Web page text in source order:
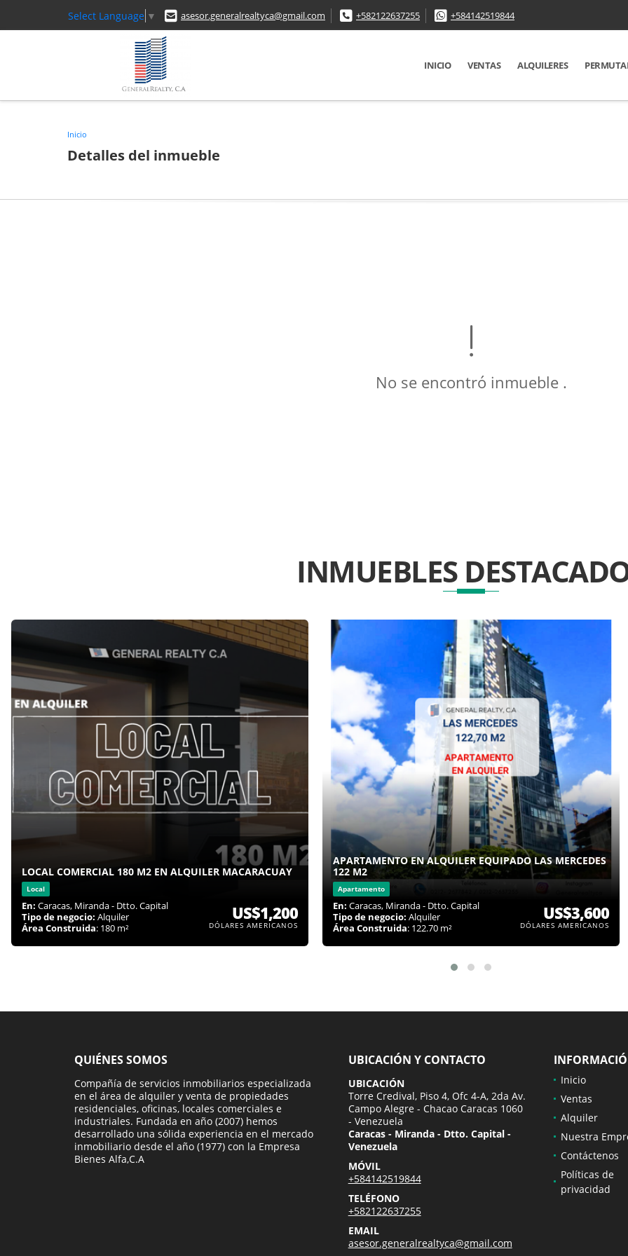
Select Language ▼ asesor.generalrealtyca@gmail.com +582122637255 +584142519844
INICIO VENTAS ALQUILERES
Inicio
Detalles del inmueble
No se encontró inmueble .
INMUEBLES
LOCAL COMERCIAL 180 M2 EN ALQUILER MACARACUAY
Local
En: Caracas, Miranda - Dtto. Capital
Tipo de negocio: Alquiler
Área Construida: 180 m²
US$1,200
DÓLARES AMERICANOS
APARTAMENTO EN ALQUILER EQUIPADO LAS MERCEDES
122 M2
Apartamento
En: Caracas, Miranda - Dtto. Capital
Tipo de negocio: Alquiler
Área Construida: 122.70 m²
US$3,600
DÓLARES AMERICANOS
QUIÉNES SOMOS
Compañía de servicios inmobiliarios especializada
en el área de alquiler y venta de propiedades
residenciales, oficinas, locales comerciales e
industriales. Fundada en año (2007) hemos
desarrollado una sólida experiencia en el mercado
inmobiliario desde el año (1977) con la Empresa
Bienes Alfa,C.A
UBICACIÓN Y CONTACTO
UBICACIÓN
Torre Credival, Piso 4, Ofc 4-A, 2da Av.
Campo Alegre - Chacao Caracas 1060
- Venezuela
Caracas - Miranda - Dtto. Capital -
Venezuela
MÓVIL
+584142519844
TELÉFONO
+582122637255
EMAIL
asesor.generalrealtyca@gmail.com
Inicio
Ventas
Alquiler
Nuestra
Contáctenos
Políticas de
privacidad